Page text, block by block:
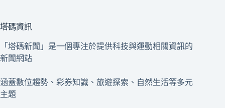
塔碼資訊
「塔碼新聞」是一個專注於提供科技與運動相關資訊的
新聞網站
涵蓋數位趨勢、彩券知識、旅遊探索、自然生活等多元
主題